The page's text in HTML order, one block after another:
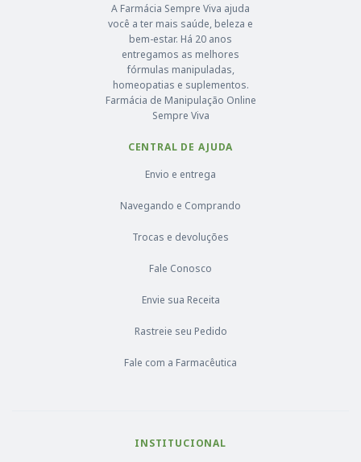
A Farmácia Sempre Viva ajuda
você a ter mais saúde, beleza e
bem-estar. Há 20 anos
entregamos as melhores
fórmulas manipuladas,
homeopatias e suplementos.
Farmácia de Manipulação Online
Sempre Viva
CENTRAL DE AJUDA
Envio e entrega
Navegando e Comprando
Trocas e devoluções
Fale Conosco
Envie sua Receita
Rastreie seu Pedido
Fale com a Farmacêutica
INSTITUCIONAL